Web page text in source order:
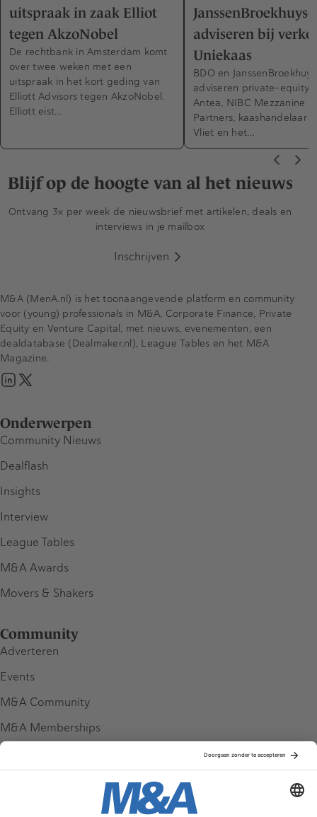
uitspraak in zaak Elliot
tegen AkzoNobel
De rechtbank in Amsterdam komt
over twee weken met een
uitspraak in het kort geding van
Elliott Advisors tegen AkzoNobel.
Elliott eist…
adviseren bij
Uniekaas
BDO en
adviseren private-
Antea, NIBC Mezzanine
Partners, kaashandelaar
Vliet en het…
Blijf op de hoogte van al het nieuws
Ontvang 3x per week de nieuwsbrief met artikelen, deals en
interviews in je mailbox
Inschrijven
Onderwerpen
Community Nieuws
Dealflash
Insights
Interview
League Tables
M&A Awards
Movers & Shakers
Community
Adverteren
Events
M&A Community
M&A Memberships
M&A (MenA.nl) is het toonaangevende platform en community
voor (young) professionals in M&A, Corporate Finance, Private
Equity en Venture Capital, met nieuws, evenementen, een
dealdatabase (Dealmaker.nl), League Tables en het M&A
Magazine.